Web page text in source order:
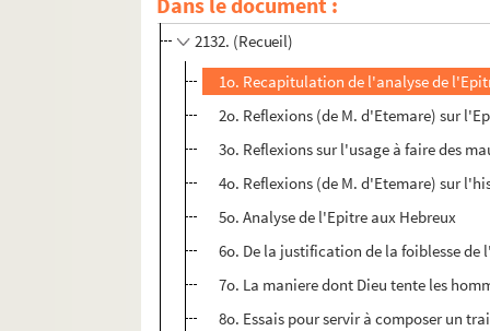
2131. Explication du discours de N. S. J. C.
2132. (Recueil)
1o. Recapitulation de l'analyse de
2o. Reflexions (de M. d'Etemare) sur
3o. Reflexions sur l'usage à faire des
4o. Reflexions (de M. d'Etemare) sur
5o. Analyse de l'Epitre aux Hebreux
6o. De la justification de la foiblesse de
7o. La maniere dont Dieu tente les
8o. Essais pour servir à composer un